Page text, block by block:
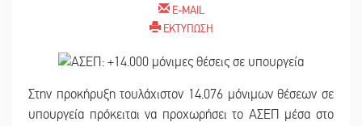
E-MAIL
ΕΚΤΥΠΩΣΗ
Στην προκήρυξη τουλάχιστον 14.076 μόνιμων θέσεων σε
υπουργεία πρόκειται να προχωρήσει το ΑΣΕΠ μέσα στο